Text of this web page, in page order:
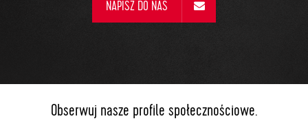
NAPISZ DO NAS
Obserwuj nasze profile społecznościowe.